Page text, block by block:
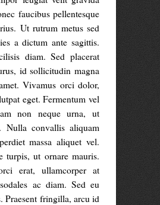
faucibus pellentesque
Ut rutrum metus sed
a dictum ante sagittis.
diam. Sed placerat
id sollicitudin magna
Vivamus orci dolor,
eget. Fermentum vel
non neque urna, ut
Nulla convallis aliquam
massa aliquet vel.
turpis, ut ornare mauris.
erat, ullamcorper at
ac diam. Sed eu
Praesent fringilla, arcu id